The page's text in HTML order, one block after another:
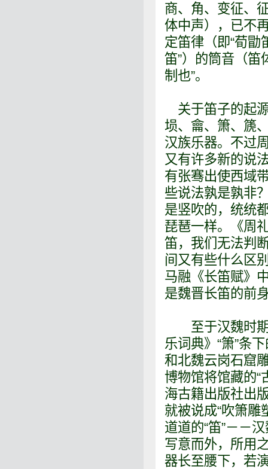
商、角、变征、
体中声），已不
定笛律（即“荀勖
笛”）的筒音（笛
制也”。
关于笛子的起
埙、龠、箫、篪
汉族乐器。不过
又有许多新的说
有张骞出使西域
些说法孰是孰非
是竖吹的，统统
琵琶一样。《周
笛，我们无法判
间又有些什么区
马融《长笛赋》
是魏晋长笛的前
至于汉魏时期
乐词典》“箫”条
和北魏云岗石窟
博物馆将馆藏的“
海古籍出版社出
就被说成“吹箫雕
道道的“笛”－－
写意而外，所用
器长至腰下，若